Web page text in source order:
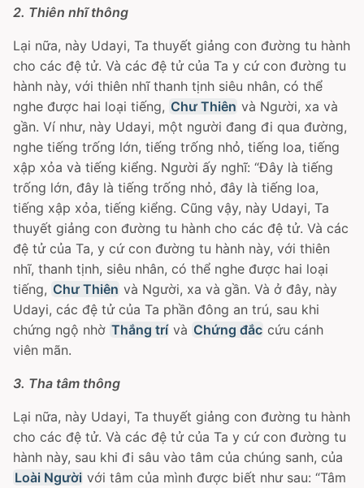
2. Thiên nhĩ thông
Lại nữa, này Udayi, Ta thuyết giảng con đường tu hành
cho các đệ tử. Và các đệ tử của Ta y cứ con đường tu
hành này, với thiên nhĩ thanh tịnh siêu nhân, có thể
nghe được hai loại tiếng, Chư Thiên và Người, xa và
gần. Ví như, này Udayi, một người đang đi qua đường,
nghe tiếng trống lớn, tiếng trống nhỏ, tiếng loa, tiếng
xập xỏa và tiếng kiểng. Người ấy nghĩ: “Ðây là tiếng
trống lớn, đây là tiếng trống nhỏ, đây là tiếng loa,
tiếng xập xỏa, tiếng kiểng. Cũng vậy, này Udayi, Ta
thuyết giảng con đường tu hành cho các đệ tử. Và các
đệ tử của Ta, y cứ con đường tu hành này, với thiên
nhĩ, thanh tịnh, siêu nhân, có thể nghe được hai loại
tiếng, Chư Thiên và Người, xa và gần. Và ở đây, này
Udayi, các đệ tử của Ta phần đông an trú, sau khi
chứng ngộ nhờ Thắng trí và Chứng đắc cứu cánh
viên mãn.
3. Tha tâm thông
Lại nữa, này Udayi, Ta thuyết giảng con đường tu hành
cho các đệ tử. Và các đệ tử của Ta y cứ con đường tu
hành này, sau khi đi sâu vào tâm của chúng sanh, của
Loài Người với tâm của mình được biết như sau: “Tâm